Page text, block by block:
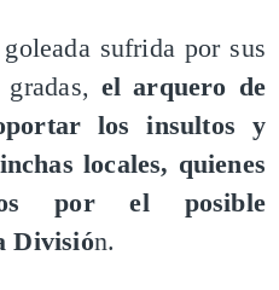
sufrida por sus
el arquero de
los insultos y
locales, quienes
por el posible
División.